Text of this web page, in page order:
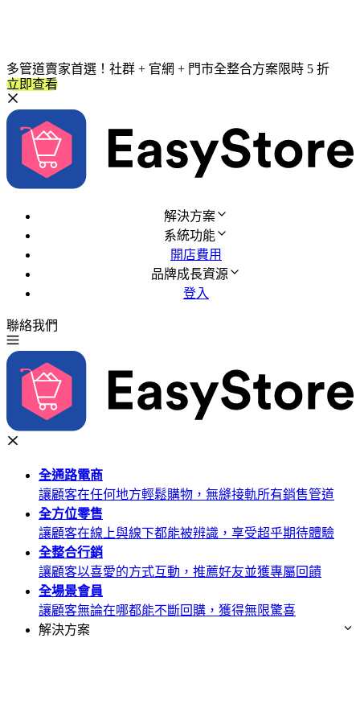
多管道賣家首選！社群 + 官網 + 門市全整合方案限時 5 折
立即查看
解決方案
系統功能
開店費用
品牌成長資源
登入
聯絡我們
全通路電商
讓顧客在任何地方輕鬆購物，無縫接軌所有銷售管道
全方位零售
讓顧客在線上與線下都能被辨識，享受超乎期待體驗
全整合行銷
讓顧客以喜愛的方式互動，推薦好友並獲專屬回饋
全場景會員
讓顧客無論在哪都能不斷回購，獲得無限驚喜
解決方案